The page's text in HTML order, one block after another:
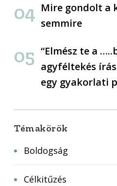
Mire gondolt a
semmire
“Elmész te a
agyféltekés
egy gyakorlati
Témakörök
Boldogság
Célkitűzés